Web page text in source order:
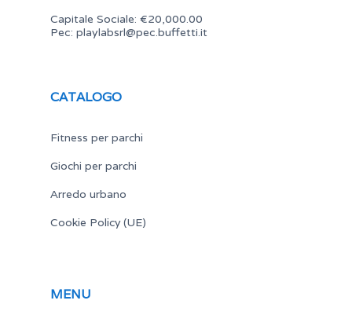
Capitale Sociale: €20,000.00
Pec: playlabsrl@pec.buffetti.it
CATALOGO
Fitness per parchi
Giochi per parchi
Arredo urbano
Cookie Policy (UE)
MENU